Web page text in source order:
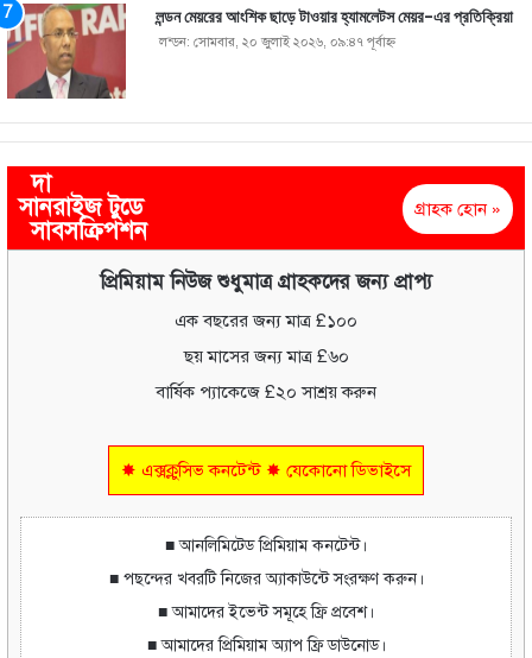
লন্ডন মেয়রের আংশিক ছাড়ে টাওয়ার হ্যামলেটস মেয়র-এর প্রতিক্রিয়া
লন্ডন: সোমবার, ২০ জুলাই ২০২৬, ০৯:৪৭ পূর্বাহ্ণ
দা
সানরাইজ টুডে
সাবসক্রিপশন
গ্রাহক হোন »
প্রিমিয়াম নিউজ শুধুমাত্র গ্রাহকদের জন্য প্রাপ্য
এক বছরের জন্য মাত্র £১০০
ছয় মাসের জন্য মাত্র £৬০
বার্ষিক প্যাকেজে £২০ সাশ্রয় করুন
✸ এক্সক্লুসিভ কনটেন্ট ✸ যেকোনো ডিভাইসে
■ আনলিমিটেড প্রিমিয়াম কনটেন্ট।
■ পছন্দের খবরটি নিজের অ্যাকাউন্টে সংরক্ষণ করুন।
■ আমাদের ইভেন্ট সমূহে ফ্রি প্রবেশ।
■ আমাদের প্রিমিয়াম অ্যাপ ফ্রি ডাউনোড।